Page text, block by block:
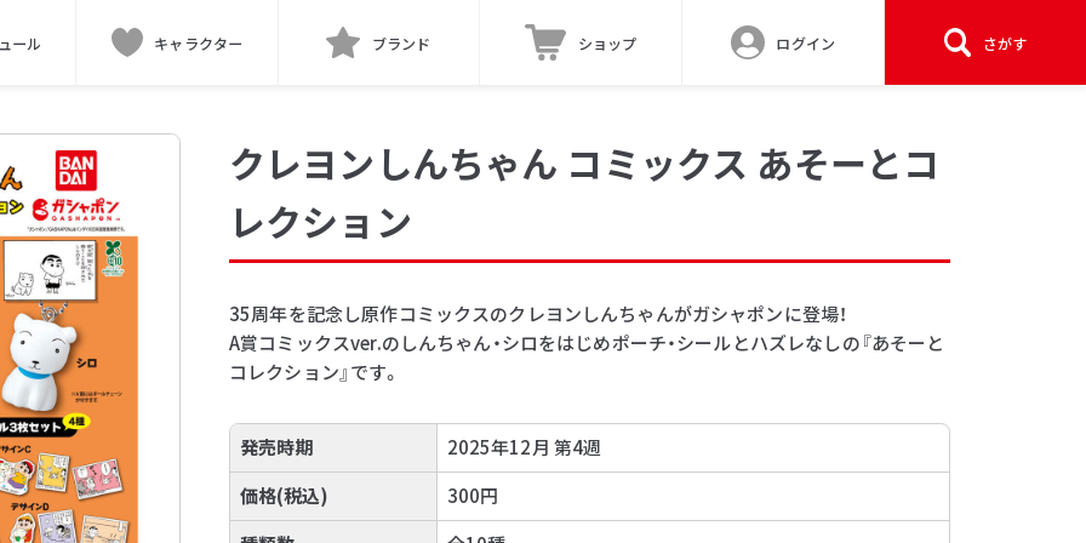
ール キャラクター ブランド ショップ ログイン さがす
クレヨンしんちゃん コミックス あそーとコ
レクション
35周年を記念し原作コミックスのクレヨンしんちゃんがガシャポンに登場！
A賞コミックスver.のしんちゃん・シロをはじめポーチ・シールとハズレなしの『あそーと
コレクション』です。
発売時期
2025年12月 第4週
価格(税込)
300円